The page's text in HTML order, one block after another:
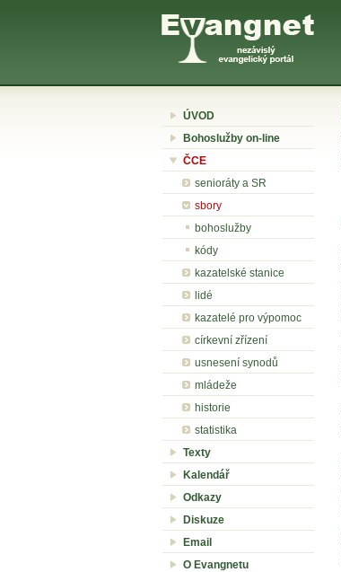
ÚVOD
Bohoslužby on-line
ČCE
senioráty a SR
sbory
bohoslužby
kódy
kazatelské stanice
lidé
kazatelé pro výpomoc
církevní zřízení
usnesení synodů
mládeže
historie
statistika
Texty
Kalendář
Odkazy
Diskuze
Email
O Evangnetu